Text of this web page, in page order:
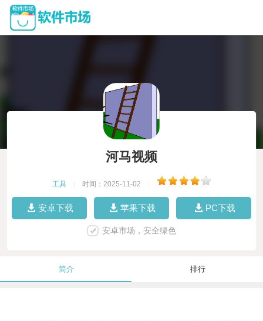
河马视频
工具 时间：2025-11-02
安卓下载 苹果下载 PC下载
安卓市场，安全绿色
简介 排行